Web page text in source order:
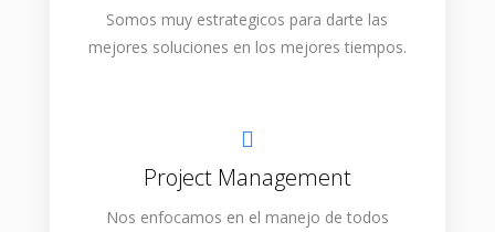
Somos muy estrategicos para darte las
mejores soluciones en los mejores tiempos.
Project Management
Nos enfocamos en el manejo de todos